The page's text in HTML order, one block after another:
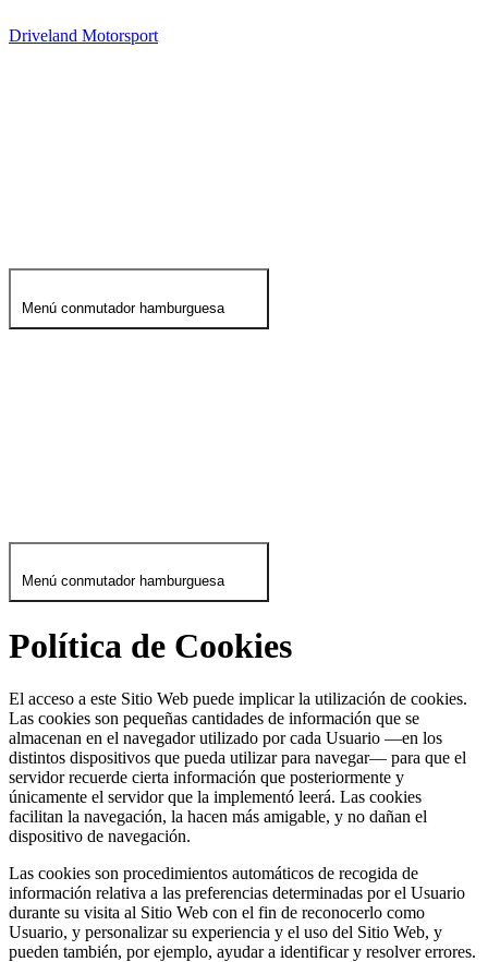
Driveland Motorsport
Menú conmutador hamburguesa
Menú conmutador hamburguesa
Política de Cookies
El acceso a este Sitio Web puede implicar la utilización de cookies.
Las cookies son pequeñas cantidades de información que se
almacenan en el navegador utilizado por cada Usuario —en los
distintos dispositivos que pueda utilizar para navegar— para que el
servidor recuerde cierta información que posteriormente y
únicamente el servidor que la implementó leerá. Las cookies
facilitan la navegación, la hacen más amigable, y no dañan el
dispositivo de navegación.
Las cookies son procedimientos automáticos de recogida de
información relativa a las preferencias determinadas por el Usuario
durante su visita al Sitio Web con el fin de reconocerlo como
Usuario, y personalizar su experiencia y el uso del Sitio Web, y
pueden también, por ejemplo, ayudar a identificar y resolver errores.